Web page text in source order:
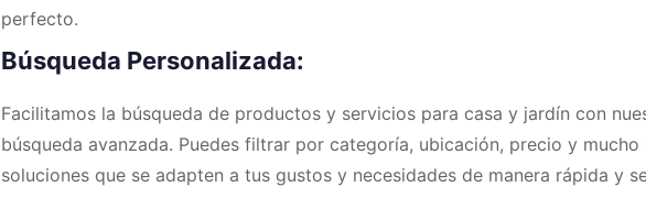
perfecto.
Búsqueda Personalizada:
Facilitamos la búsqueda de productos y servicios para casa y jardín con
búsqueda avanzada. Puedes filtrar por categoría, ubicación, precio y mucho
soluciones que se adapten a tus gustos y necesidades de manera rápida y